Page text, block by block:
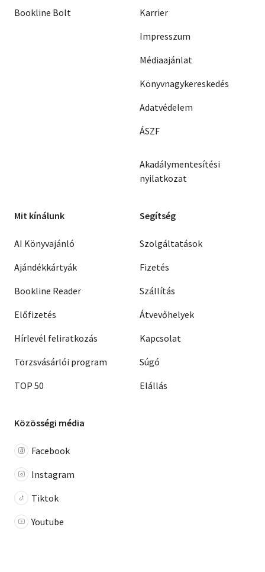
Bookline Bolt
Karrier
Impresszum
Médiaajánlat
Könyvnagykereskedés
Adatvédelem
ÁSZF
Akadálymentesítési
nyilatkozat
Mit kínálunk
AI Könyvajánló
Ajándékkártyák
Bookline Reader
Előfizetés
Hírlevél feliratkozás
Törzsvásárlói program
TOP 50
Segítség
Szolgáltatások
Fizetés
Szállítás
Átvevőhelyek
Kapcsolat
Súgó
Elállás
Közösségi média
Facebook
Instagram
Tiktok
Youtube